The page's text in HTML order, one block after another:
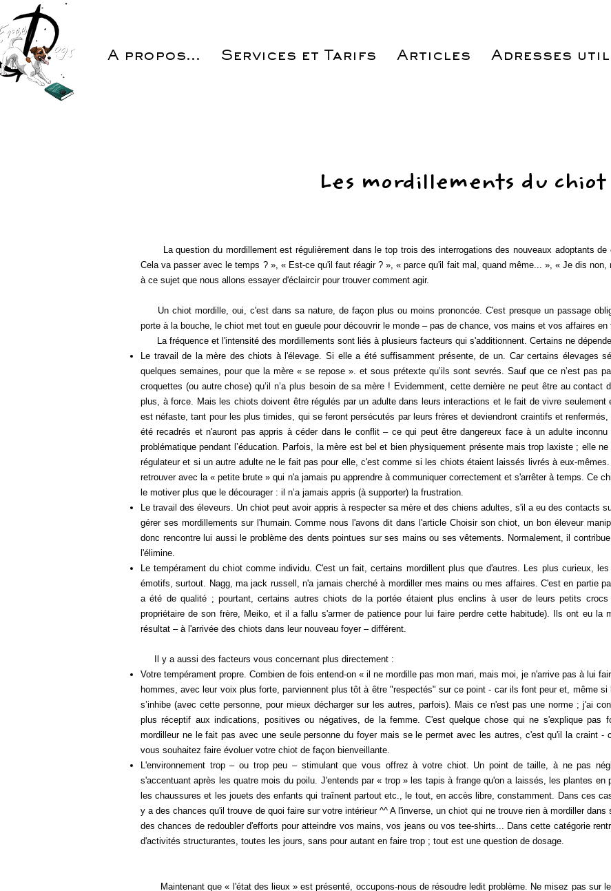
A propos... Services et Tarifs Articles Adresses
Les mordillements du chiot
La question du mordillement est régulièrement dans le top trois des interrogations des nouveaux adoptants de
Cela va passer avec le temps ? », « Est-ce qu'il faut réagir ? », « parce qu'il fait mal, quand même... », « Je dis
à ce sujet que nous allons essayer d'éclaircir pour trouver comment agir.
Un chiot mordille, oui, c'est dans sa nature, de façon plus ou moins prononcée. C'est presque un passage
porte à la bouche, le chiot met tout en gueule pour découvrir le monde – pas de chance, vos mains et vos affaires en
La fréquence et l'intensité des mordillements sont liés à plusieurs facteurs qui s'additionnent. Certains ne
Le travail de la mère des chiots à l'élevage. Si elle a été suffisamment présente, de un. Car certains élevages
quelques semaines, pour que la mère « se repose ». et sous prétexte qu’ils sont sevrés. Sauf que ce n’est pas
croquettes (ou autre chose) qu’il n’a plus besoin de sa mère ! Evidemment, cette dernière ne peut être au
plus, à force. Mais les chiots doivent être régulés par un adulte dans leurs interactions et le fait de vivre seulement
est néfaste, tant pour les plus timides, qui se feront persécutés par leurs frères et deviendront craintifs et
été recadrés et n'auront pas appris à céder dans le conflit – ce qui peut être dangereux face à un adulte
problématique pendant l’éducation. Parfois, la mère est bel et bien physiquement présente mais trop laxiste ; elle
régulateur et si un autre adulte ne le fait pas pour elle, c'est comme si les chiots étaient laissés livrés à eux-
retrouver avec la « petite brute » qui n'a jamais pu apprendre à communiquer correctement et s'arrêter à temps. Ce
le motiver plus que le décourager : il n’a jamais appris (à supporter) la frustration.
Le travail des éleveurs. Un chiot peut avoir appris à respecter sa mère et des chiens adultes, s'il a eu des contacts
gérer ses mordillements sur l'humain. Comme nous l'avons dit dans l'article Choisir son chiot, un bon éleveur
donc rencontre lui aussi le problème des dents pointues sur ses mains ou ses vêtements. Normalement, il
l'élimine.
Le tempérament du chiot comme individu. C'est un fait, certains mordillent plus que d'autres. Les plus curieux,
émotifs, surtout. Nagg, ma jack russell, n'a jamais cherché à mordiller mes mains ou mes affaires. C'est en partie
a été de qualité ; pourtant, certains autres chiots de la portée étaient plus enclins à user de leurs petits
propriétaire de son frère, Meiko, et il a fallu s'armer de patience pour lui faire perdre cette habitude). Ils ont eu la
résultat – à l'arrivée des chiots dans leur nouveau foyer – différent.
Il y a aussi des facteurs vous concernant plus directement :
Votre tempérament propre. Combien de fois entend-on « il ne mordille pas mon mari, mais moi, je n'arrive pas à lui
hommes, avec leur voix plus forte, parviennent plus tôt à être "respectés" sur ce point - car ils font peur et, même
s’inhibe (avec cette personne, pour mieux décharger sur les autres, parfois). Mais ce n'est pas une norme ; j'ai
plus réceptif aux indications, positives ou négatives, de la femme. C'est quelque chose qui ne s'explique pas
mordilleur ne le fait pas avec une seule personne du foyer mais se le permet avec les autres, c'est qu'il la craint -
vous souhaitez faire évoluer votre chiot de façon bienveillante.
L'environnement trop – ou trop peu – stimulant que vous offrez à votre chiot. Un point de taille, à ne pas
s'accentuant après les quatre mois du poilu. J'entends par « trop » les tapis à frange qu'on a laissés, les plantes
les chaussures et les jouets des enfants qui traînent partout etc., le tout, en accès libre, constamment. Dans ces
y a des chances qu'il trouve de quoi faire sur votre intérieur ^^ A l'inverse, un chiot qui ne trouve rien à mordiller
des chances de redoubler d'efforts pour atteindre vos mains, vos jeans ou vos tee-shirts... Dans cette catégorie
d'activités structurantes, toutes les jours, sans pour autant en faire trop ; tout est une question de dosage.
Maintenant que « l'état des lieux » est présenté, occupons-nous de résoudre ledit problème. Ne misez pas sur